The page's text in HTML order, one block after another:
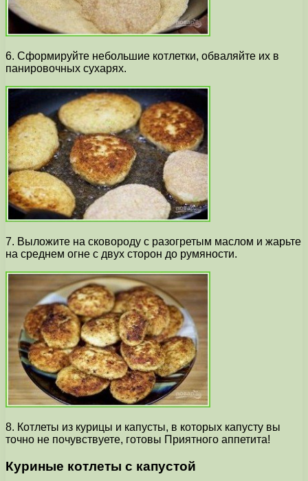
6. Сформируйте небольшие котлетки, обваляйте их в
панировочных сухарях.
7. Выложите на сковороду с разогретым маслом и жарьте
на среднем огне с двух сторон до румяности.
8. Котлеты из курицы и капусты, в которых капусту вы
точно не почувствуете, готовы Приятного аппетита!
Куриные котлеты с капустой